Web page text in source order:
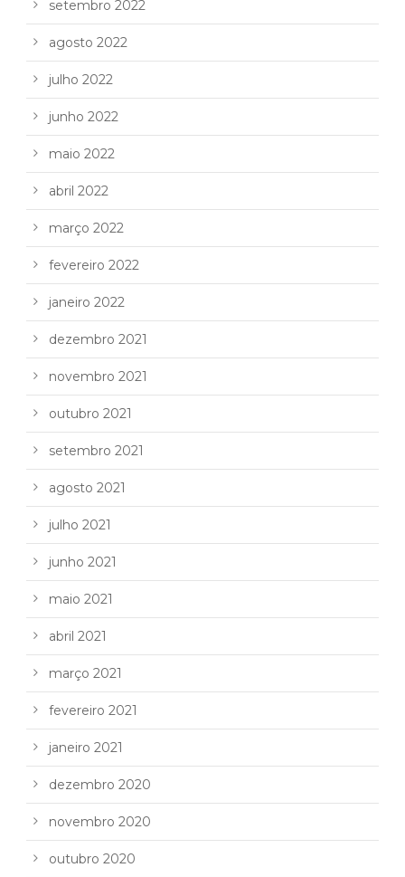
setembro 2022
agosto 2022
julho 2022
junho 2022
maio 2022
abril 2022
março 2022
fevereiro 2022
janeiro 2022
dezembro 2021
novembro 2021
outubro 2021
setembro 2021
agosto 2021
julho 2021
junho 2021
maio 2021
abril 2021
março 2021
fevereiro 2021
janeiro 2021
dezembro 2020
novembro 2020
outubro 2020